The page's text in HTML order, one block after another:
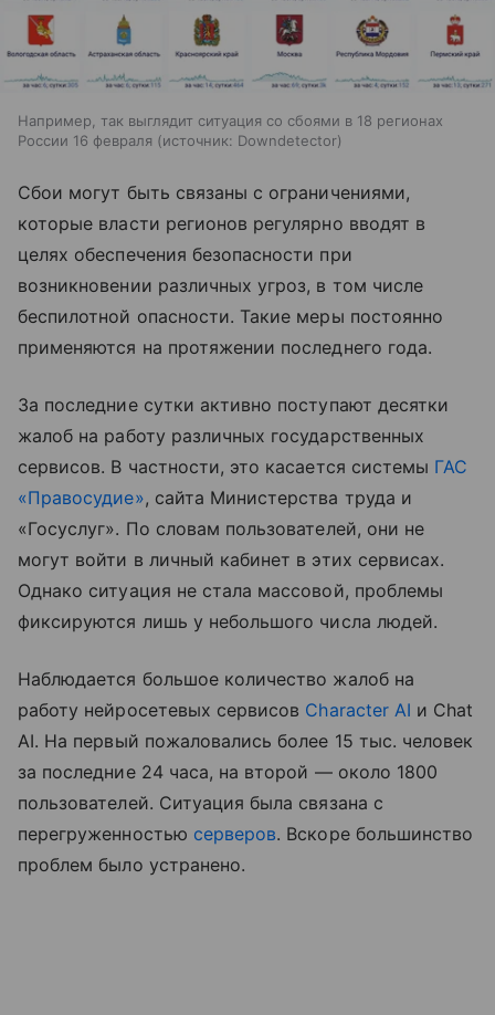
Например, так выглядит ситуация со сбоями в 18 регионах
России 16 февраля
источник: Downdetector
Сбои могут быть связаны с ограничениями,
которые власти регионов регулярно вводят в
целях обеспечения безопасности при
возникновении различных угроз, в том числе
беспилотной опасности. Такие меры постоянно
применяются на протяжении последнего года.
За последние сутки активно поступают десятки
жалоб на работу различных государственных
сервисов. В частности, это касается системы ГАС
«Правосудие», сайта Министерства труда и
«Госуслуг». По словам пользователей, они не
могут войти в личный кабинет в этих сервисах.
Однако ситуация не стала массовой, проблемы
фиксируются лишь у небольшого числа людей.
Наблюдается большое количество жалоб на
работу нейросетевых сервисов Character AI и Chat
AI. На первый пожаловались более 15 тыс. человек
за последние 24 часа, на второй — около 1800
пользователей. Ситуация была связана с
перегруженностью серверов. Вскоре большинство
проблем было устранено.